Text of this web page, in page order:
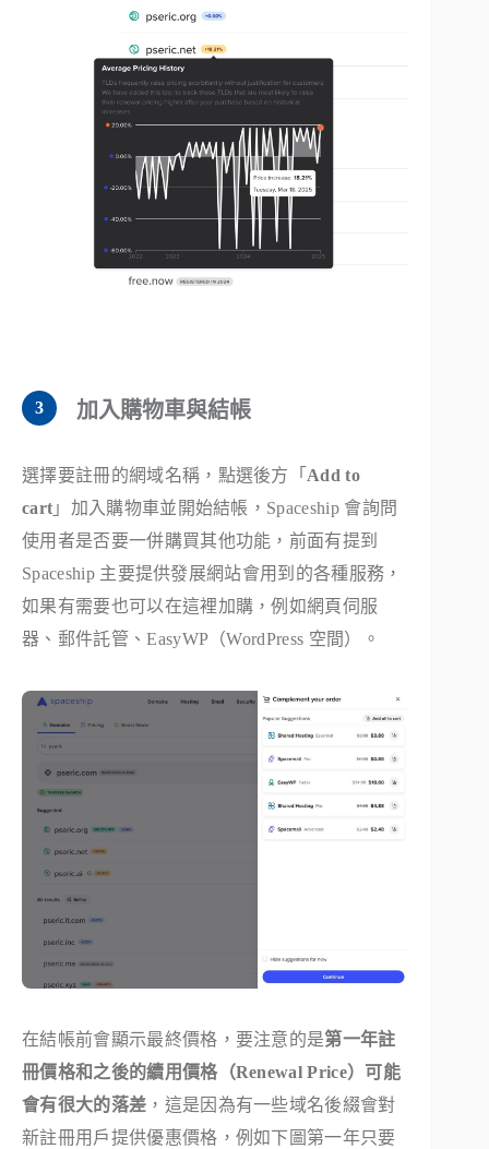
加入購物車與結帳
選擇要註冊的網域名稱，點選後方「 Add to
cart 」加入購物車並開始結帳，Spaceship 會詢問
使用者是否要一併購買其他功能，前面有提到
Spaceship 主要提供發展網站會用到的各種服務，
如果有需要也可以在這裡加購，例如網頁伺服
器、郵件託管、EasyWP（WordPress 空間）。
在結帳前會顯示最終價格，要注意的是第一年註
冊價格和之後的續用價格（Renewal Price）可能
會有很大的落差 ，這是因為有一些域名後綴會對
新註冊用戶提供優惠價格，例如下圖第一年只要